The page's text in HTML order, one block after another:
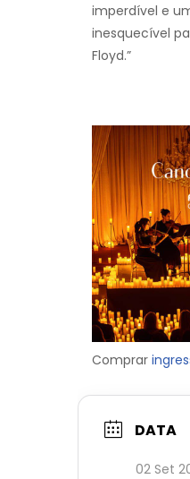
imperdível e
inesquecível
Floyd.”
Comprar
DATA
02 Set